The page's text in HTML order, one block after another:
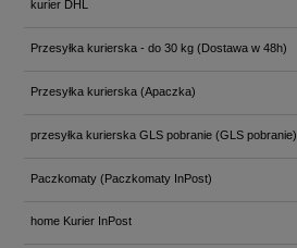
kurier DHL
Przesyłka kurierska - do 30 kg(Dostawa w 48h)
Przesyłka kurierska (Apaczka)
przesyłka kurierska GLS pobranie(GLS pobranie)
Paczkomaty(Paczkomaty InPost)
home Kurier InPost